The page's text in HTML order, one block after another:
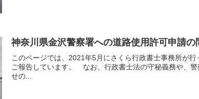
神奈川県金沢警察署への道路使用許可申請の
このページでは、2021年5月にさくら行政書士事務所が
ご報告しています。 なお、行政書士法の守秘義務や、
せの...